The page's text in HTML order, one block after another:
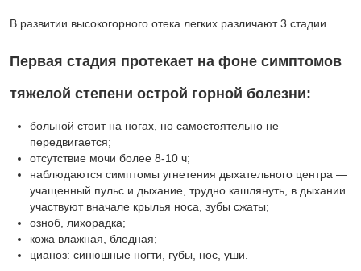
В развитии высокогорного отека легких различают 3 стадии.
Первая стадия протекает на фоне симптомов
тяжелой степени острой горной болезни:
больной стоит на ногах, но самостоятельно не
передвигается;
отсутствие мочи более 8-10 ч;
наблюдаются симптомы угнетения дыхательного центра —
учащенный пульс и дыхание, трудно кашлянуть, в дыхании
участвуют вначале крылья носа, зубы сжаты;
озноб, лихорадка;
кожа влажная, бледная;
цианоз: синюшные ногти, губы, нос, уши.